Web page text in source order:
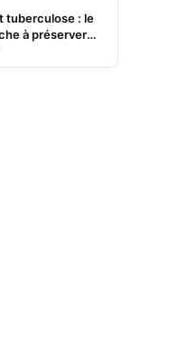
tuberculose : le
à préserver
à la baisse